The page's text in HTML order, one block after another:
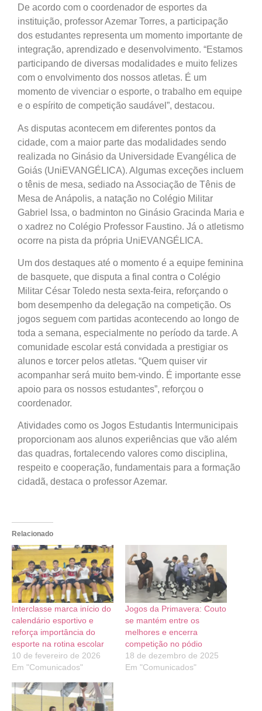
De acordo com o coordenador de esportes da
instituição, professor Azemar Torres, a participação
dos estudantes representa um momento importante de
integração, aprendizado e desenvolvimento. “Estamos
participando de diversas modalidades e muito felizes
com o envolvimento dos nossos atletas. É um
momento de vivenciar o esporte, o trabalho em equipe
e o espírito de competição saudável”, destacou.
As disputas acontecem em diferentes pontos da
cidade, com a maior parte das modalidades sendo
realizada no Ginásio da Universidade Evangélica de
Goiás (UniEVANGÉLICA). Algumas exceções incluem
o tênis de mesa, sediado na Associação de Tênis de
Mesa de Anápolis, a natação no Colégio Militar
Gabriel Issa, o badminton no Ginásio Gracinda Maria e
o xadrez no Colégio Professor Faustino. Já o atletismo
ocorre na pista da própria UniEVANGÉLICA.
Um dos destaques até o momento é a equipe feminina
de basquete, que disputa a final contra o Colégio
Militar César Toledo nesta sexta-feira, reforçando o
bom desempenho da delegação na competição. Os
jogos seguem com partidas acontecendo ao longo de
toda a semana, especialmente no período da tarde. A
comunidade escolar está convidada a prestigiar os
alunos e torcer pelos atletas. “Quem quiser vir
acompanhar será muito bem-vindo. É importante esse
apoio para os nossos estudantes”, reforçou o
coordenador.
Atividades como os Jogos Estudantis Intermunicipais
proporcionam aos alunos experiências que vão além
das quadras, fortalecendo valores como disciplina,
respeito e cooperação, fundamentais para a formação
cidadã, destaca o professor Azemar.
Relacionado
Interclasse marca início do
calendário esportivo e
reforça importância do
esporte na rotina escolar
10 de fevereiro de 2026
Em "Comunicados"
Jogos da Primavera: Couto
se mantém entre os
melhores e encerra
competição no pódio
18 de dezembro de 2025
Em "Comunicados"